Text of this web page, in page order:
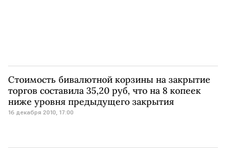
Стоимость бивалютной корзины на закрытие
торгов составила 35,20 руб, что на 8 копеек
ниже уровня предыдущего закрытия
16 декабря 2010, 17:00